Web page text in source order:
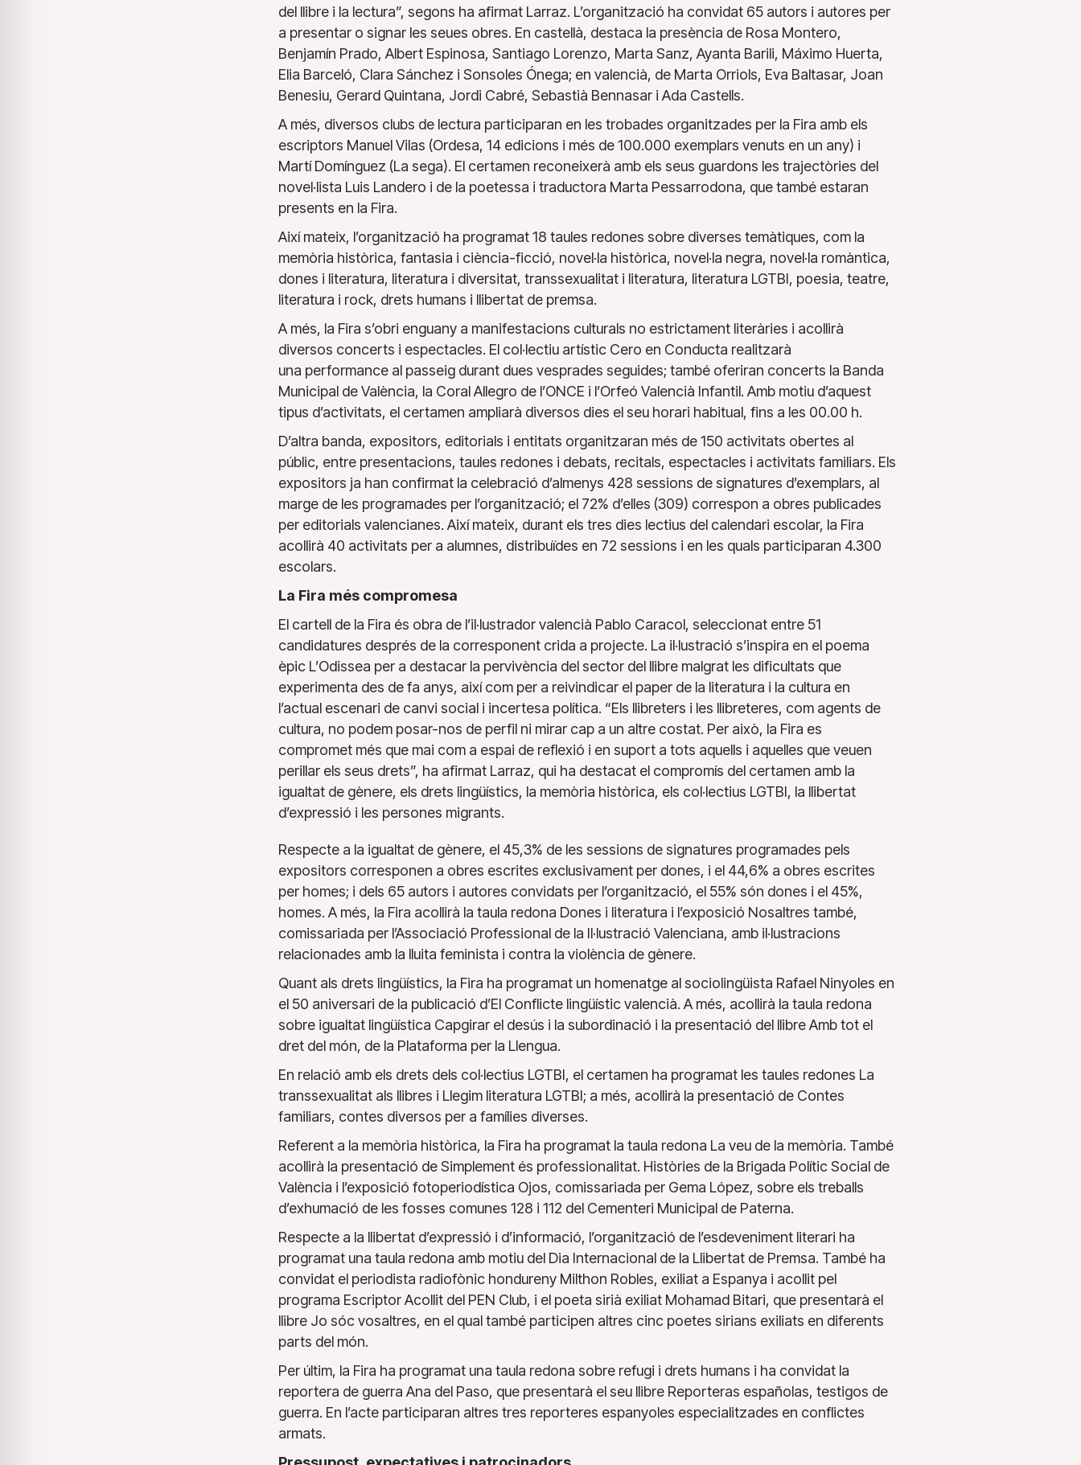
del llibre i la lectura”, segons ha afirmat Larraz. L’organització ha convidat 65 autors i autores per
a presentar o signar les seues obres. En castellà, destaca la presència de Rosa Montero,
Benjamín Prado, Albert Espinosa, Santiago Lorenzo, Marta Sanz, Ayanta Barili, Máximo Huerta,
Elia Barceló, Clara Sánchez i Sonsoles Ónega; en valencià, de Marta Orriols, Eva Baltasar, Joan
Benesiu, Gerard Quintana, Jordi Cabré, Sebastià Bennasar i Ada Castells.
A més, diversos clubs de lectura participaran en les trobades organitzades per la Fira amb els
escriptors Manuel Vilas (Ordesa, 14 edicions i més de 100.000 exemplars venuts en un any) i
Martí Domínguez (La sega). El certamen reconeixerà amb els seus guardons les trajectòries del
novel·lista Luis Landero i de la poetessa i traductora Marta Pessarrodona, que també estaran
presents en la Fira.
Així mateix, l’organització ha programat 18 taules redones sobre diverses temàtiques, com la
memòria històrica, fantasia i ciència-ficció, novel·la històrica, novel·la negra, novel·la romàntica,
dones i literatura, literatura i diversitat, transsexualitat i literatura, literatura LGTBI, poesia, teatre,
literatura i rock, drets humans i llibertat de premsa.
A més, la Fira s’obri enguany a manifestacions culturals no estrictament literàries i acollirà
diversos concerts i espectacles. El col·lectiu artístic Cero en Conducta realitzarà
una performance al passeig durant dues vesprades seguides; també oferiran concerts la Banda
Municipal de València, la Coral Allegro de l’ONCE i l’Orfeó Valencià Infantil. Amb motiu d’aquest
tipus d’activitats, el certamen ampliarà diversos dies el seu horari habitual, fins a les 00.00 h.
D’altra banda, expositors, editorials i entitats organitzaran més de 150 activitats obertes al
públic, entre presentacions, taules redones i debats, recitals, espectacles i activitats familiars. Els
expositors ja han confirmat la celebració d’almenys 428 sessions de signatures d’exemplars, al
marge de les programades per l’organització; el 72% d’elles (309) correspon a obres publicades
per editorials valencianes. Així mateix, durant els tres dies lectius del calendari escolar, la Fira
acollirà 40 activitats per a alumnes, distribuïdes en 72 sessions i en les quals participaran 4.300
escolars.
La Fira més compromesa
El cartell de la Fira és obra de l’il·lustrador valencià Pablo Caracol, seleccionat entre 51
candidatures després de la corresponent crida a projecte. La il·lustració s’inspira en el poema
èpic L’Odissea per a destacar la pervivència del sector del llibre malgrat les dificultats que
experimenta des de fa anys, així com per a reivindicar el paper de la literatura i la cultura en
l’actual escenari de canvi social i incertesa política. “Els llibreters i les llibreteres, com agents de
cultura, no podem posar-nos de perfil ni mirar cap a un altre costat. Per això, la Fira es
compromet més que mai com a espai de reflexió i en suport a tots aquells i aquelles que veuen
perillar els seus drets”, ha afirmat Larraz, qui ha destacat el compromís del certamen amb la
igualtat de gènere, els drets lingüístics, la memòria històrica, els col·lectius LGTBI, la llibertat
d’expressió i les persones migrants.
Respecte a la igualtat de gènere, el 45,3% de les sessions de signatures programades pels
expositors corresponen a obres escrites exclusivament per dones, i el 44,6% a obres escrites
per homes; i dels 65 autors i autores convidats per l’organització, el 55% són dones i el 45%,
homes. A més, la Fira acollirà la taula redona Dones i literatura i l’exposició Nosaltres també,
comissariada per l’Associació Professional de la Il·lustració Valenciana, amb il·lustracions
relacionades amb la lluita feminista i contra la violència de gènere.
Quant als drets lingüístics, la Fira ha programat un homenatge al sociolingüista Rafael Ninyoles en
el 50 aniversari de la publicació d’El Conflicte lingüístic valencià. A més, acollirà la taula redona
sobre igualtat lingüística Capgirar el desús i la subordinació i la presentació del llibre Amb tot el
dret del món, de la Plataforma per la Llengua.
En relació amb els drets dels col·lectius LGTBI, el certamen ha programat les taules redones La
transsexualitat als llibres i Llegim literatura LGTBI; a més, acollirà la presentació de Contes
familiars, contes diversos per a famílies diverses.
Referent a la memòria històrica, la Fira ha programat la taula redona La veu de la memòria. També
acollirà la presentació de Simplement és professionalitat. Històries de la Brigada Polític Social de
València i l’exposició fotoperiodística Ojos, comissariada per Gema López, sobre els treballs
d’exhumació de les fosses comunes 128 i 112 del Cementeri Municipal de Paterna.
Respecte a la llibertat d’expressió i d’informació, l’organització de l’esdeveniment literari ha
programat una taula redona amb motiu del Dia Internacional de la Llibertat de Premsa. També ha
convidat el periodista radiofònic hondureny Milthon Robles, exiliat a Espanya i acollit pel
programa Escriptor Acollit del PEN Club, i el poeta sirià exiliat Mohamad Bitari, que presentarà el
llibre Jo sóc vosaltres, en el qual també participen altres cinc poetes sirians exiliats en diferents
parts del món.
Per últim, la Fira ha programat una taula redona sobre refugi i drets humans i ha convidat la
reportera de guerra Ana del Paso, que presentarà el seu llibre Reporteras españolas, testigos de
guerra. En l’acte participaran altres tres reporteres espanyoles especialitzades en conflictes
armats.